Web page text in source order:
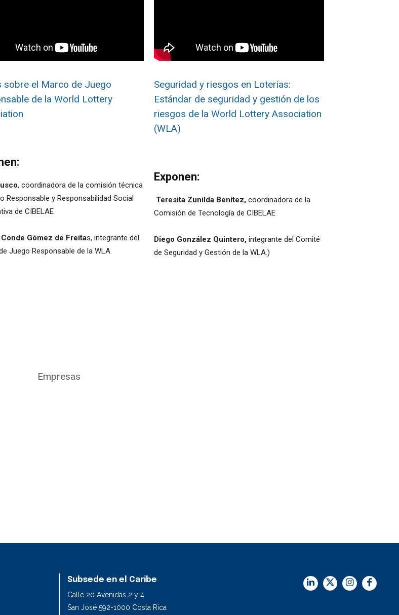
sobre el Marco de Juego
de la World Lottery
, coordinadora de la comisión técnica
Responsable y Responsabilidad Social
de CIBELAE
Gómez de Freitas, integrante del
Juego Responsable de la WLA.
Seguridad y riesgos en Loterías:
Estándar de seguridad y gestión de los
riesgos de la World Lottery Association
(WLA)
Exponen:
Teresita Zunilda Benítez, coordinadora de la
Comisión de Tecnología de CIBELAE
Diego González Quintero, integrante del Comité
de Seguridad y Gestión de la WLA.)
Empresas
Subsede en el Caribe
Calle 20 Avenidas 2 y 4
San José 592-1000 Costa Rica